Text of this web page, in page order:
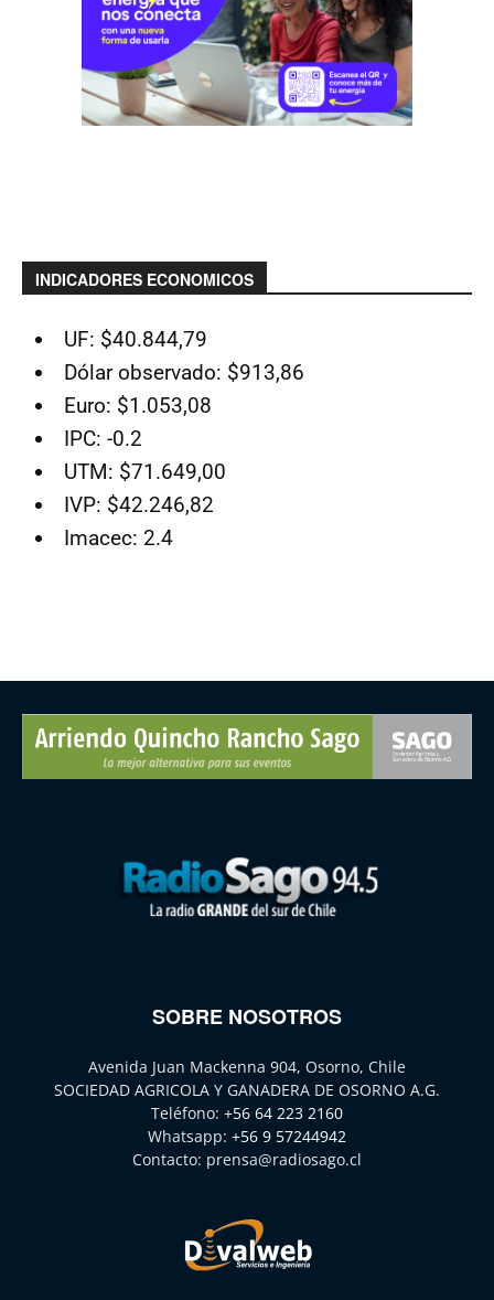
INDICADORES ECONOMICOS
UF: $40.844,79
Dólar observado: $913,86
Euro: $1.053,08
IPC: -0.2
UTM: $71.649,00
IVP: $42.246,82
Imacec: 2.4
SOBRE NOSOTROS
Avenida Juan Mackenna 904, Osorno, Chile
SOCIEDAD AGRICOLA Y GANADERA DE OSORNO A.G.
Teléfono: +56 64 223 2160
Whatsapp: +56 9 57244942
Contacto: prensa@radiosago.cl